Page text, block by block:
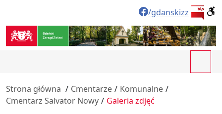
/gdanskizz
Strona główna / Cmentarze / Komunalne /
Cmentarz Salvator Nowy / Galeria zdjęć